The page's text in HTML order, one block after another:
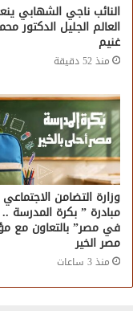
النائب ناجي الشهابي
العالم الجليل الدكتور
غنيم
منذ 52 دقيقة
وزارة التضامن
مبادرة ” بكرة المدرسة ..
في مصر” بالتعاون مع
مصر الخير
منذ 3 ساعات